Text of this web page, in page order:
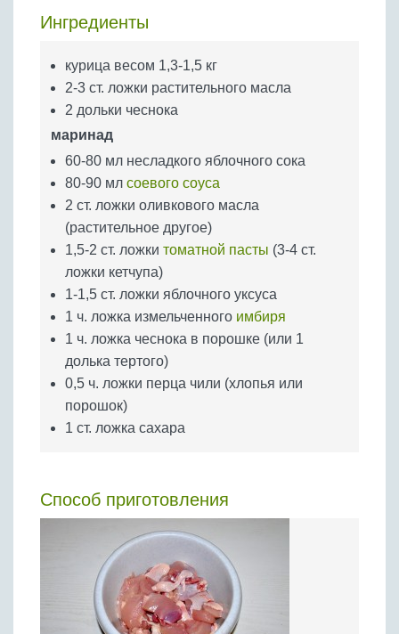
Яйца
Крупы
Ингредиенты
курица весом 1,3-1,5 кг
2-3 ст. ложки растительного масла
2 дольки чеснока
маринад
60-80 мл несладкого яблочного сока
80-90 мл соевого соуса
2 ст. ложки оливкового масла
(растительное другое)
1,5-2 ст. ложки томатной пасты (3-4 ст.
ложки кетчупа)
1-1,5 ст. ложки яблочного уксуса
1 ч. ложка измельченного имбиря
1 ч. ложка чеснока в порошке (или 1
долька тертого)
0,5 ч. ложки перца чили (хлопья или
порошок)
1 ст. ложка сахара
Способ приготовления